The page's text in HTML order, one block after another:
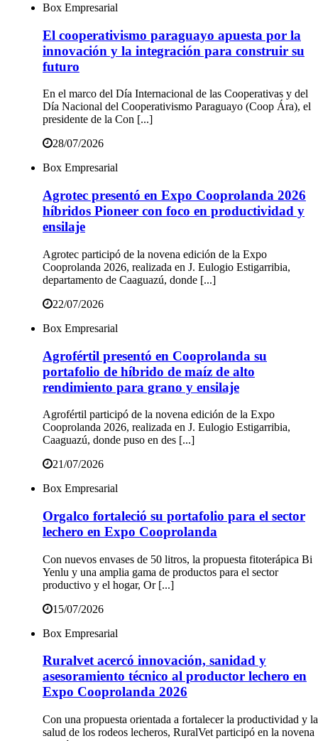
Box Empresarial
El cooperativismo paraguayo apuesta por la
innovación y la integración para construir su
futuro
En el marco del Día Internacional de las Cooperativas y del
Día Nacional del Cooperativismo Paraguayo (Coop Ára), el
presidente de la Con [...]
28/07/2026
Box Empresarial
Agrotec presentó en Expo Cooprolanda 2026
híbridos Pioneer con foco en productividad y
ensilaje
Agrotec participó de la novena edición de la Expo
Cooprolanda 2026, realizada en J. Eulogio Estigarribia,
departamento de Caaguazú, donde [...]
22/07/2026
Box Empresarial
Agrofértil presentó en Cooprolanda su
portafolio de híbrido de maíz de alto
rendimiento para grano y ensilaje
Agrofértil participó de la novena edición de la Expo
Cooprolanda 2026, realizada en J. Eulogio Estigarribia,
Caaguazú, donde puso en des [...]
21/07/2026
Box Empresarial
Orgalco fortaleció su portafolio para el sector
lechero en Expo Cooprolanda
Con nuevos envases de 50 litros, la propuesta fitoterápica Bi
Yenlu y una amplia gama de productos para el sector
productivo y el hogar, Or [...]
15/07/2026
Box Empresarial
Ruralvet acercó innovación, sanidad y
asesoramiento técnico al productor lechero en
Expo Cooprolanda 2026
Con una propuesta orientada a fortalecer la productividad y la
salud de los rodeos lecheros, RuralVet participó en la novena